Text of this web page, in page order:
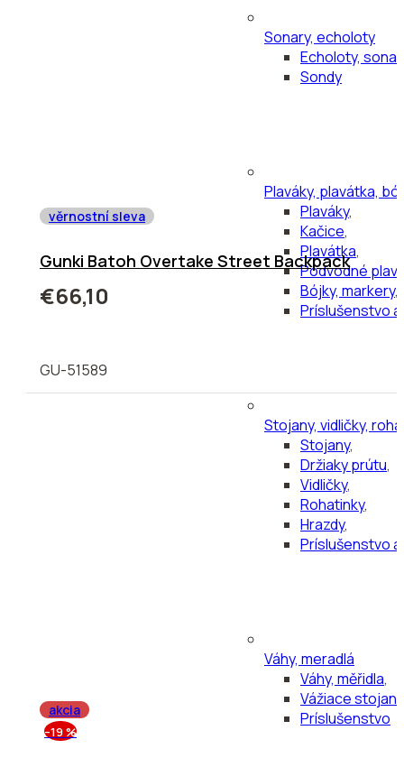
Sonary, echoloty
Echoloty,
Sondy
Plaváky, plavátka,
Plaváky,
Kačice,
Plavátka,
Podvodné
Bójky, markery,
Príslušenstvo
Stojany, vidličky,
Stojany,
Držiaky prútu,
Vidličky,
Rohatinky,
Hrazdy,
Príslušenstvo
Váhy, meradlá
Váhy, měřidla,
Vážiace stojany
Príslušenstvo
věrnostní sleva
Gunki Batoh Overtake Street Backpack
€66,10
GU-51589
akcia
–19 %